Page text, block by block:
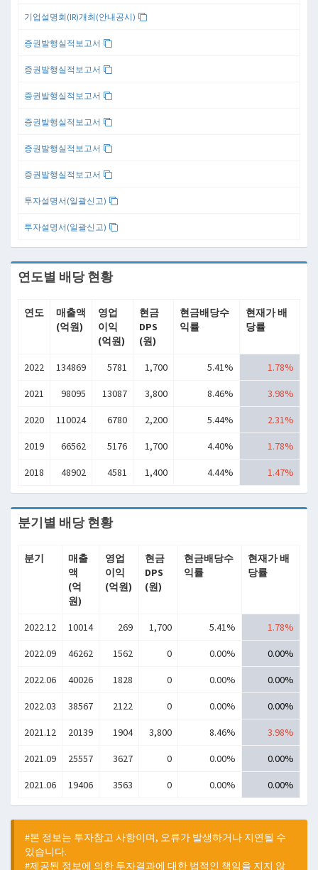
기업설명회(IR)개최(안내공시)
증권발행실적보고서
증권발행실적보고서
증권발행실적보고서
증권발행실적보고서
증권발행실적보고서
증권발행실적보고서
투자설명서(일괄신고)
투자설명서(일괄신고)
연도별 배당 현황
연도
매출액
(억원)
영업
이익
(억원)
현금
DPS
(원)
현금배당수
익률
현재가 배
당률
2022 134869 5781 1,700 5.41% 1.78%
2021 98095 13087 3,800 8.46% 3.98%
2020 110024 6780 2,200 5.44% 2.31%
2019 66562 5176 1,700 4.40% 1.78%
2018 48902 4581 1,400 4.44% 1.47%
분기별 배당 현황
분기
매출
액
(억
원)
영업
이익
(억원)
현금
DPS
(원)
현금배당수
익률
현재가 배
당률
2022.12 10014 269 1,700 5.41% 1.78%
2022.09 46262 1562 0 0.00% 0.00%
2022.06 40026 1828 0 0.00% 0.00%
2022.03 38567 2122 0 0.00% 0.00%
2021.12 20139 1904 3,800 8.46% 3.98%
2021.09 25557 3627 0 0.00% 0.00%
2021.06 19406 3563 0 0.00% 0.00%
#본 정보는 투자참고 사항이며, 오류가 발생하거나 지연될 수
있습니다.
#제공된 정보에 의한 투자결과에 대한 법적인 책임을 지지 않